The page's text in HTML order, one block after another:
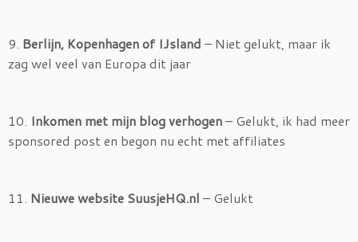
9. Berlijn, Kopenhagen of IJsland – Niet gelukt, maar ik
zag wel veel van Europa dit jaar
10. Inkomen met mijn blog verhogen– Gelukt, ik had meer
sponsored post en begon nu echt met affiliates
11. Nieuwe website SuusjeHQ.nl – Gelukt